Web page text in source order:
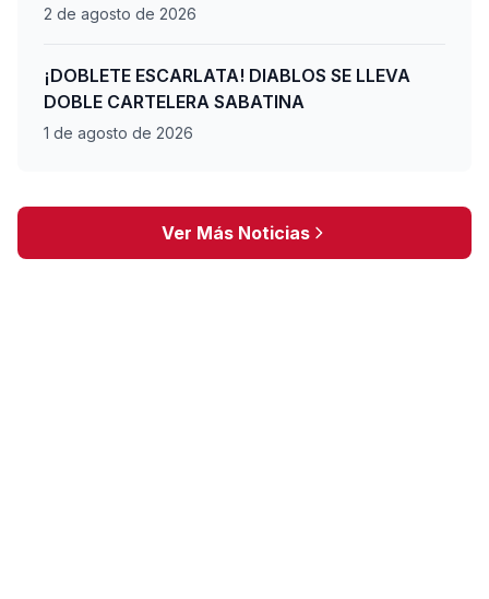
DE PLAYOFFS
2 de agosto de 2026
¡DOBLETE ESCARLATA! DIABLOS SE LLEVA
DOBLE CARTELERA SABATINA
1 de agosto de 2026
Ver Más Noticias